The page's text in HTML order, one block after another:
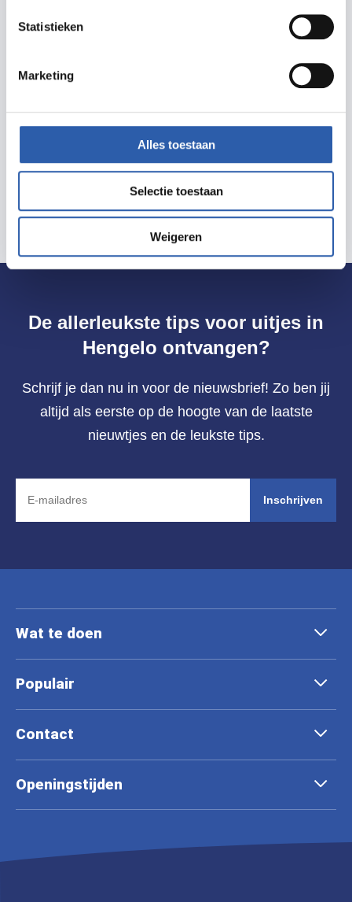
Statistieken
Marketing
Alles toestaan
Selectie toestaan
Weigeren
Prijzen
De toegang en de drankjes zijn gratis maar een
De allerleukste tips voor uitjes in
Hengelo ontvangen?
Schrijf je dan nu in voor de nieuwsbrief! Zo ben jij
altijd als eerste op de hoogte van de laatste
nieuwtjes en de leukste tips.
Inschrijven
Wat te doen
Populair
Contact
Openingstijden